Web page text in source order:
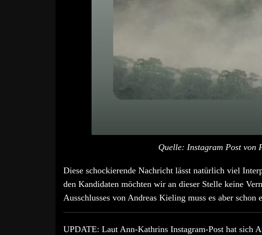
Quelle: Instagram Post von
Diese schockierende Nachricht lässt natürlich viel
den Kandidaten möchten wir an dieser Stelle keine
Ausschlusses von Andreas Kieling muss es aber
UPDATE: Laut Ann-Kathrins Instagram-Post hat sich